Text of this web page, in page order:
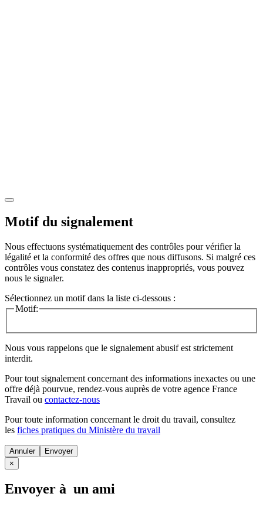
Motif du signalement
Nous effectuons systématiquement des contrôles pour vérifier la
légalité et la conformité des offres que nous diffusons. Si malgré ces
contrôles vous constatez des contenus inappropriés, vous pouvez
nous le signaler.
Sélectionnez un motif dans la liste ci-dessous :
Motif:
Nous vous rappelons que le signalement abusif est strictement
interdit.
Pour tout signalement concernant des informations inexactes ou une
offre déjà pourvue, rendez-vous auprès de votre agence France
Travail ou contactez-nous
Pour toute information concernant le droit du travail, consultez
les fiches pratiques du Ministère du travail
Annuler
×
Envoyer à un ami